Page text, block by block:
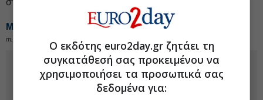
στήριξης (σε «κλείσιμο» εβδομάδας).
Μιχαήλ Γελαντάλις
m.gelantalis@euro2day.grΟ εκδότης euro2day.gr ζητάει τη
συγκατάθεσή σας προκειμένου να
χρησιμοποιήσει τα προσωπικά σας
δεδομένα για: